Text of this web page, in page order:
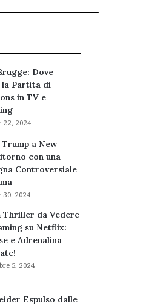
dell’Immaginario
Dove
la Partita di
in TV e
22, 2024
a New
con una
Controversiale
30, 2024
Thriller da Vedere
su Netflix:
e Adrenalina
5, 2024
Espulso dalle